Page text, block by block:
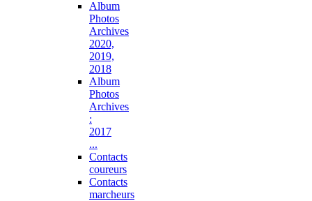
Album
Photos
Archives
2020,
2019,
2018
Album
Photos
Archives
:
2017
...
Contacts
coureurs
Contacts
marcheurs